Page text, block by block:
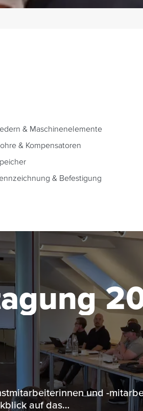
& Maschinenelemente
& Kompensatoren
& Befestigung
und -
auf das…